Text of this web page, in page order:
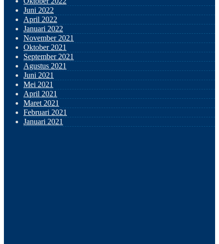
Juni 2022
April 2022
Januari 2022
November 2021
Oktober 2021
September 2021
Agustus 2021
Juni 2021
Mei 2021
April 2021
Maret 2021
Februari 2021
Januari 2021